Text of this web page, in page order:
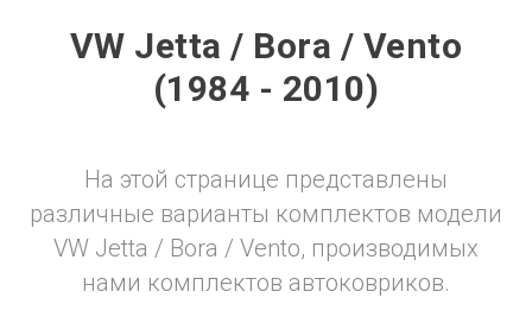
VW Jetta / Bora / Vento
(1984 - 2010)
На этой странице представлены
различные варианты комплектов модели
VW Jetta / Bora / Vento, производимых
нами комплектов автоковриков.